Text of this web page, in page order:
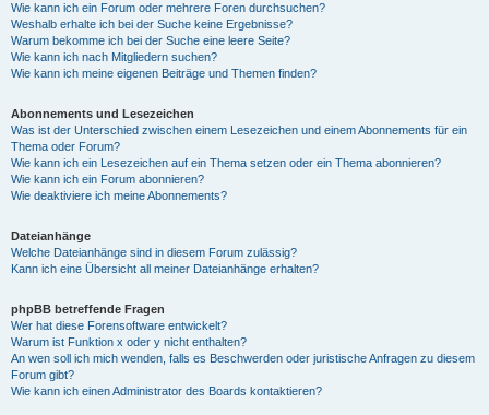
Wie kann ich ein Forum oder mehrere Foren durchsuchen?
Weshalb erhalte ich bei der Suche keine Ergebnisse?
Warum bekomme ich bei der Suche eine leere Seite?
Wie kann ich nach Mitgliedern suchen?
Wie kann ich meine eigenen Beiträge und Themen finden?
Abonnements und Lesezeichen
Was ist der Unterschied zwischen einem Lesezeichen und einem Abonnements für ein
Thema oder Forum?
Wie kann ich ein Lesezeichen auf ein Thema setzen oder ein Thema abonnieren?
Wie kann ich ein Forum abonnieren?
Wie deaktiviere ich meine Abonnements?
Dateianhänge
Welche Dateianhänge sind in diesem Forum zulässig?
Kann ich eine Übersicht all meiner Dateianhänge erhalten?
phpBB betreffende Fragen
Wer hat diese Forensoftware entwickelt?
Warum ist Funktion x oder y nicht enthalten?
An wen soll ich mich wenden, falls es Beschwerden oder juristische Anfragen zu diesem
Forum gibt?
Wie kann ich einen Administrator des Boards kontaktieren?